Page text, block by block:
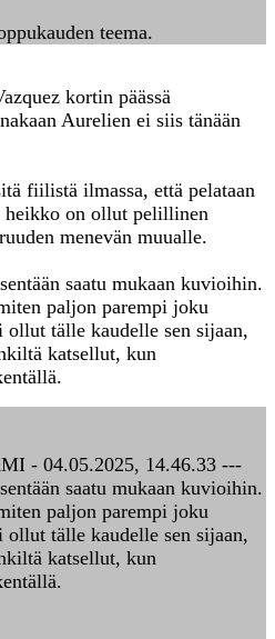
teema.
kortin päässä
Aurelien ei siis tänään
fiilistä ilmassa, että pelataan
heikko on ollut pelillinen
menevän muualle.
saatu mukaan kuvioihin.
paljon parempi joku
tälle kaudelle sen sijaan,
katsellut, kun
- 04.05.2025, 14.46.33 ---
saatu mukaan kuvioihin.
paljon parempi joku
tälle kaudelle sen sijaan,
katsellut, kun